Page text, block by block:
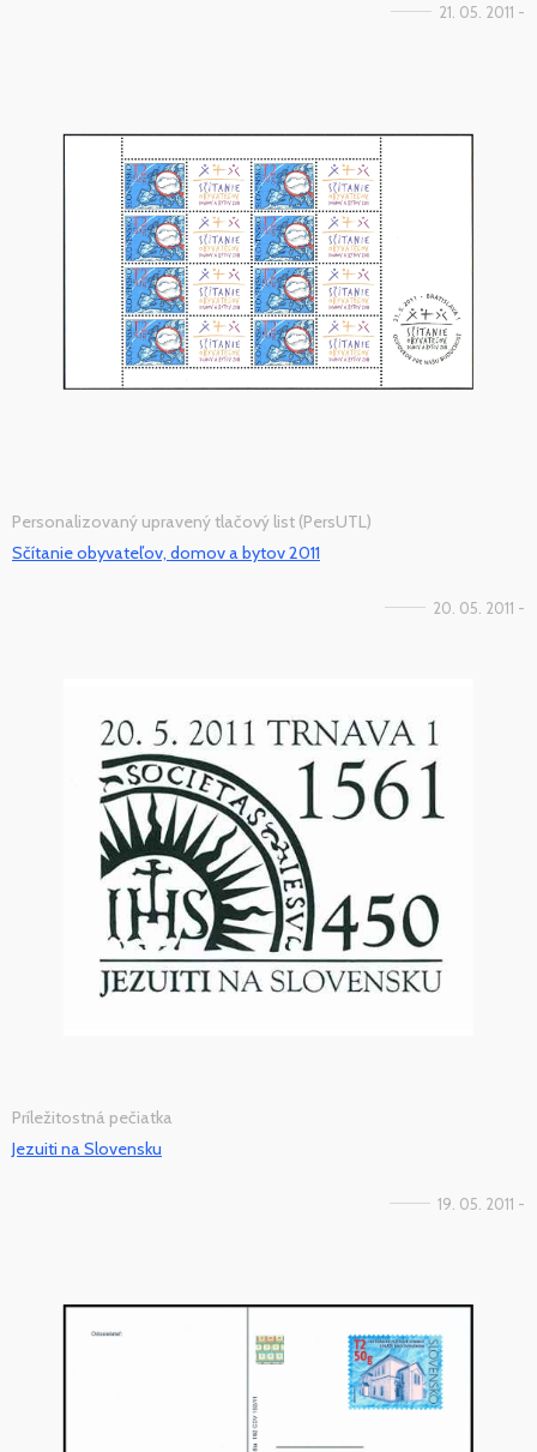
21. 05. 2011 -
Personalizovaný upravený tlačový list (PersUTL)
Sčítanie obyvateľov, domov a bytov 2011
20. 05. 2011 -
Príležitostná pečiatka
Jezuiti na Slovensku
19. 05. 2011 -